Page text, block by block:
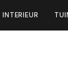
INTERIEUR